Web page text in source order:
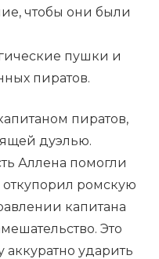
чтобы они были
пушки и
пиратов.
пиратов,
дуэлью.
Аллена помогли
ромскую
капитана
Это
ударить